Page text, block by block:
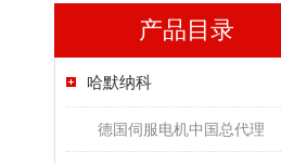
产品目录
哈默纳科
德国伺服电机中国总代理